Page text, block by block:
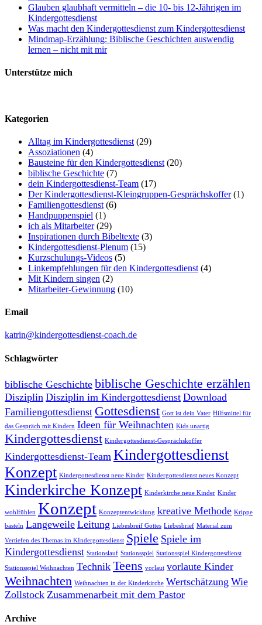
Glauben glaubhaft vermitteln – die 10- bis 12-Jährigen im
Kindergottesdienst
Was macht den Kindergottesdienst zum Kindergottesdienst
Mindmap-Erzählung: Biblische Geschichten auswendig
lernen – nicht mit mir
Unterstütze mich
Kategorien
Alltag im Kindergottesdienst (29)
Assoziationen (4)
Bausteine für den Kindergottesdienst (20)
biblische Geschichte (7)
dein Kindergottesdienst-Team (17)
Der Kindergottesdienst-Kleingruppen-Gesprächskoffer(1)
Familiengottesdienst (6)
Handpuppenspiel (1)
ich als Mitarbeiter(29)
Inspirationen durch Bibeltexte (3)
Kindergottesdienst-Plenum (15)
Kurzschulungs-Videos (5)
Linkempfehlungen für den Kindergottesdienst (4)
Mit Kindern singen (2)
Mitarbeiter-Gewinnung (10)
Email
katrin@kindergottesdienst-coach.de
Schlagwörter
biblische Geschichte biblische Geschichte erzählen
Disziplin Disziplin im Kindergottesdienst Download
Familiengottesdienst Gottesdienst Gott ist dein Vater Hilfsmittel für
das Gespräch mit Kindern Ideen für Weihnachten Kids unartig
Kindergottesdienst Kindergottesdienst-Gesprächskoffer
Kindergottesdienst-Team Kindergottesdienst
Konzept Kindergottesdienst neue Kinder Kindergottesdienst neues Konzept
Kinderkirche Konzept Kinderkirche neue Kinder Kinder
wohlfühlen Konzept Konzeptentwicklung kreative Methode Krippe
basteln Langeweile Leitung Liebesbreif Gottes Liebesbrief Material zum
Vertiefen des Themas im KIndergottesdienst Spiele Spiele im
Kindergottesdienst Stationslauf Stationsspiel Stationsspiel Kindergottesdienst
Stationsspiel Weihnachten Technik Teens vorlaut vorlaute Kinder
Weihnachten Weihnachten in der Kinderkirche Wertschätzung Wie
Zollstock Zusammenarbeit mit dem Pastor
Archive